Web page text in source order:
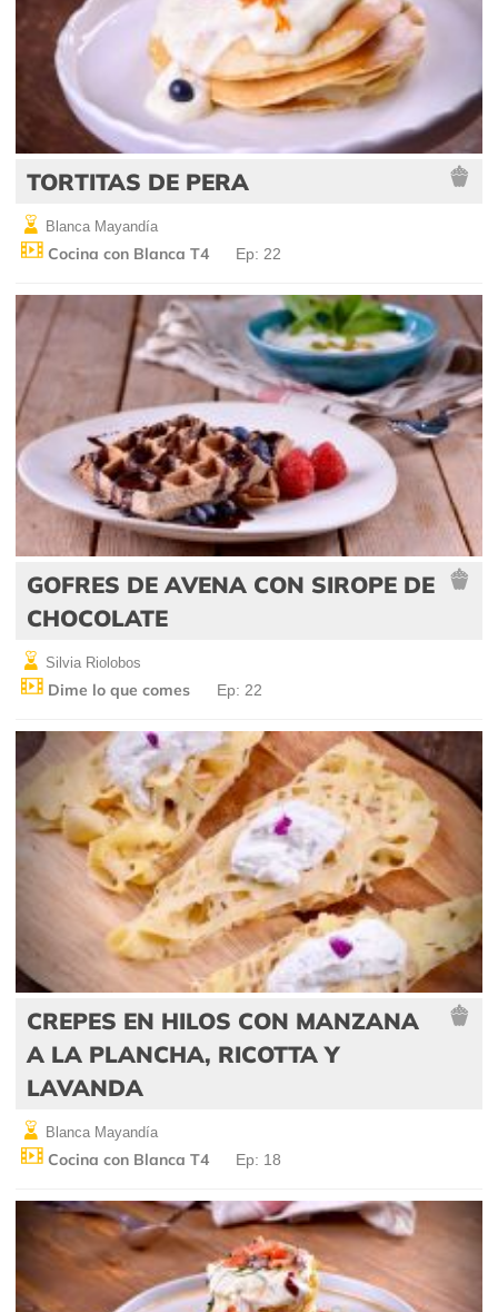
TORTITAS DE PERA
Blanca Mayandía
Cocina con Blanca T4 Ep: 22
GOFRES DE AVENA CON SIROPE DE
CHOCOLATE
Silvia Riolobos
Dime lo que comes Ep: 22
CREPES EN HILOS CON MANZANA
A LA PLANCHA, RICOTTA Y
LAVANDA
Blanca Mayandía
Cocina con Blanca T4 Ep: 18